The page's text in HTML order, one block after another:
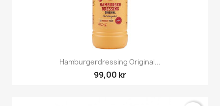
Hamburgerdressing Original...
99,00 kr